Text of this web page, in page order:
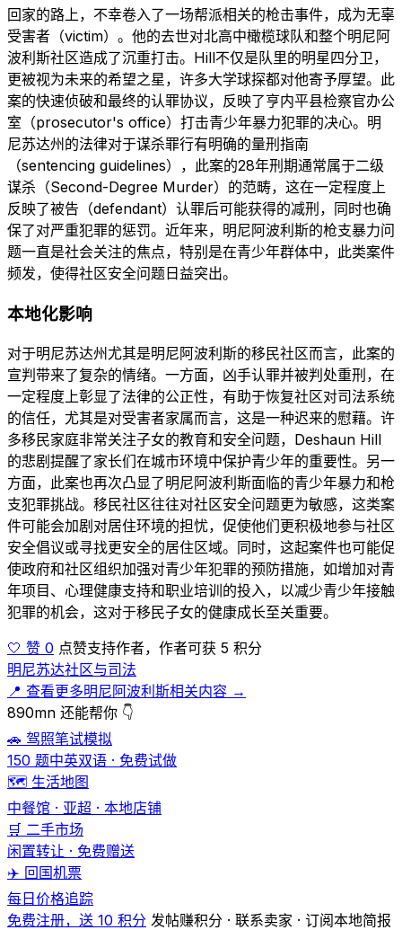
回家的路上，不幸卷入了一场帮派相关的枪击事件，成为无辜
受害者（victim）。他的去世对北高中橄榄球队和整个明尼阿
波利斯社区造成了沉重打击。Hill不仅是队里的明星四分卫，
更被视为未来的希望之星，许多大学球探都对他寄予厚望。此
案的快速侦破和最终的认罪协议，反映了亨内平县检察官办公
室（prosecutor's office）打击青少年暴力犯罪的决心。明
尼苏达州的法律对于谋杀罪行有明确的量刑指南
（sentencing guidelines），此案的28年刑期通常属于二级
谋杀（Second-Degree Murder）的范畴，这在一定程度上
反映了被告（defendant）认罪后可能获得的减刑，同时也确
保了对严重犯罪的惩罚。近年来，明尼阿波利斯的枪支暴力问
题一直是社会关注的焦点，特别是在青少年群体中，此类案件
频发，使得社区安全问题日益突出。
本地化影响
对于明尼苏达州尤其是明尼阿波利斯的移民社区而言，此案的
宣判带来了复杂的情绪。一方面，凶手认罪并被判处重刑，在
一定程度上彰显了法律的公正性，有助于恢复社区对司法系统
的信任，尤其是对受害者家属而言，这是一种迟来的慰藉。许
多移民家庭非常关注子女的教育和安全问题，Deshaun Hill
的悲剧提醒了家长们在城市环境中保护青少年的重要性。另一
方面，此案也再次凸显了明尼阿波利斯面临的青少年暴力和枪
支犯罪挑战。移民社区往往对社区安全问题更为敏感，这类案
件可能会加剧对居住环境的担忧，促使他们更积极地参与社区
安全倡议或寻找更安全的居住区域。同时，这起案件也可能促
使政府和社区组织加强对青少年犯罪的预防措施，如增加对青
年项目、心理健康支持和职业培训的投入，以减少青少年接触
犯罪的机会，这对于移民子女的健康成长至关重要。
🤍 赞 0 点赞支持作者，作者可获 5 积分
明尼苏达社区与司法
📍 查看更多明尼阿波利斯相关内容 →
890mn 还能帮你 👇
🚗 驾照笔试模拟
150 题中英双语 · 免费试做
🗺️ 生活地图
中餐馆 · 亚超 · 本地店铺
🛒 二手市场
闲置转让 · 免费赠送
✈️ 回国机票
每日价格追踪
免费注册，送 10 积分 发帖赚积分 · 联系卖家 · 订阅本地简报